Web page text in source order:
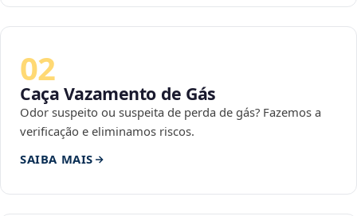
02
Caça Vazamento de Gás
Odor suspeito ou suspeita de perda de gás? Fazemos a
verificação e eliminamos riscos.
SAIBA MAIS